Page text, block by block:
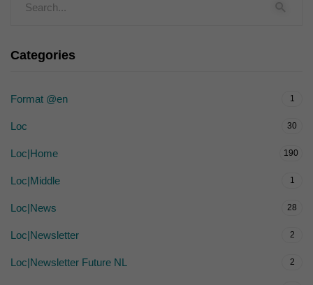
Categories
Format @en 1
Loc 30
Loc|Home 190
Loc|Middle 1
Loc|News 28
Loc|Newsletter 2
Loc|Newsletter Future NL 2